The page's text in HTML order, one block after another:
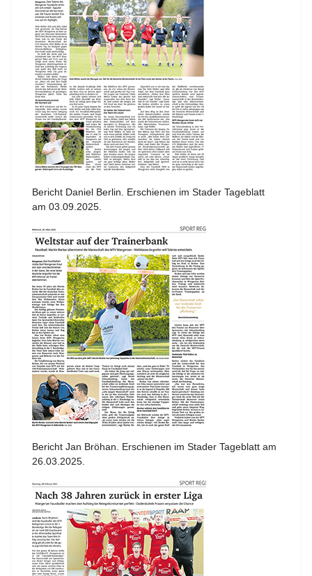
Bericht Daniel Berlin. Erschienen im Stader Tageblatt
am 03.09.2025.
Bericht Jan Bröhan. Erschienen im Stader Tageblatt am
26.03.2025.